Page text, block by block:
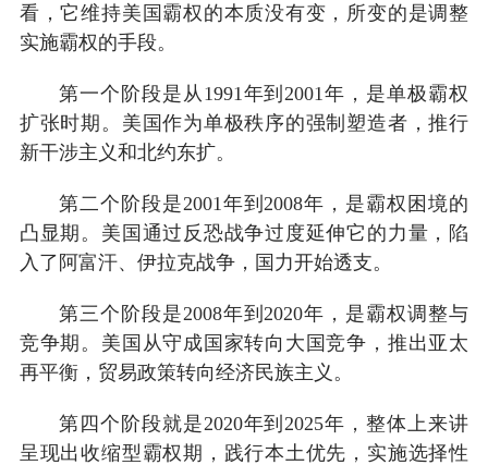
看，它维持美国霸权的本质没有变，所变的是调整
实施霸权的手段。
第一个阶段是从1991年到2001年，是单极霸权
扩张时期。美国作为单极秩序的强制塑造者，推行
新干涉主义和北约东扩。
第二个阶段是2001年到2008年，是霸权困境的
凸显期。美国通过反恐战争过度延伸它的力量，陷
入了阿富汗、伊拉克战争，国力开始透支。
第三个阶段是2008年到2020年，是霸权调整与
竞争期。美国从守成国家转向大国竞争，推出亚太
再平衡，贸易政策转向经济民族主义。
第四个阶段就是2020年到2025年，整体上来讲
呈现出收缩型霸权期，践行本土优先，实施选择性